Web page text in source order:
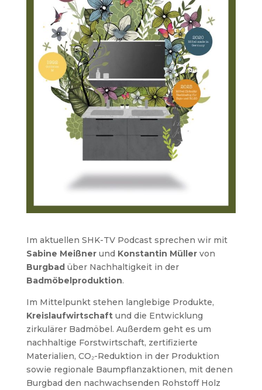
Im aktuellen SHK-TV Podcast sprechen wir mit
Sabine Meißnerund Konstantin Müllervon
Burgbadüber Nachhaltigkeit in der
Badmöbelproduktion.
Im Mittelpunkt stehen langlebige Produkte,
Kreislaufwirtschaftund die Entwicklung
zirkulärer Badmöbel. Außerdem geht es um
nachhaltige Forstwirtschaft, zertifizierte
Materialien, CO₂-Reduktion in der Produktion
sowie regionale Baumpflanzaktionen, mit denen
Burgbad den nachwachsenden Rohstoff Holz